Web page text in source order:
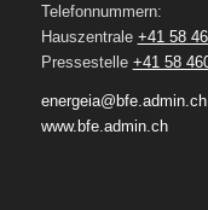
Telefonnummern:
Hauszentrale +41 58
Pressestelle +41 58
energeia@bfe.admin.ch
www.bfe.admin.ch